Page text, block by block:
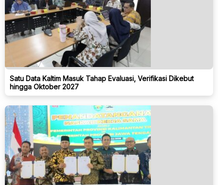
Satu Data Kaltim Masuk Tahap Evaluasi, Verifikasi Dikebut
hingga Oktober 2027